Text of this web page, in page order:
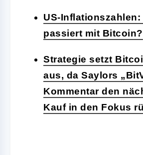
US-Inflationszahlen:
passiert mit Bitcoin?
Strategie setzt
aus, da Saylors
Kommentar den
Kauf in den Fokus